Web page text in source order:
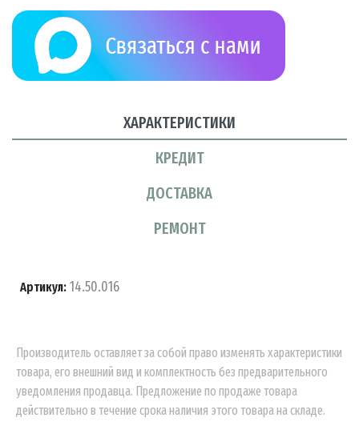
ХАРАКТЕРИСТИКИ
КРЕДИТ
ДОСТАВКА
РЕМОНТ
Артикул: 14.50.016
Производитель оставляет за собой право изменять характеристики
товара, его внешний вид и комплектность без предварительного
уведомления продавца. Предложение по продаже товара
действительно в течение срока наличия этого товара на складе.